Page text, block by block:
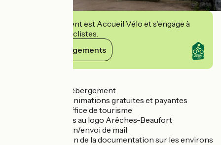
Cet établissement est Accueil Vélo et s'engage à
accueillir des cyclistes.
Voir ses engagements
- Réservation d'hébergement
- Inscription aux animations gratuites et payantes
proposées par l'office de tourisme
- Vente de goodies au logo Arêches-Beaufort
- Photocopie, Scan/envoi de mail
- Mise à disposition de la documentation sur les environs